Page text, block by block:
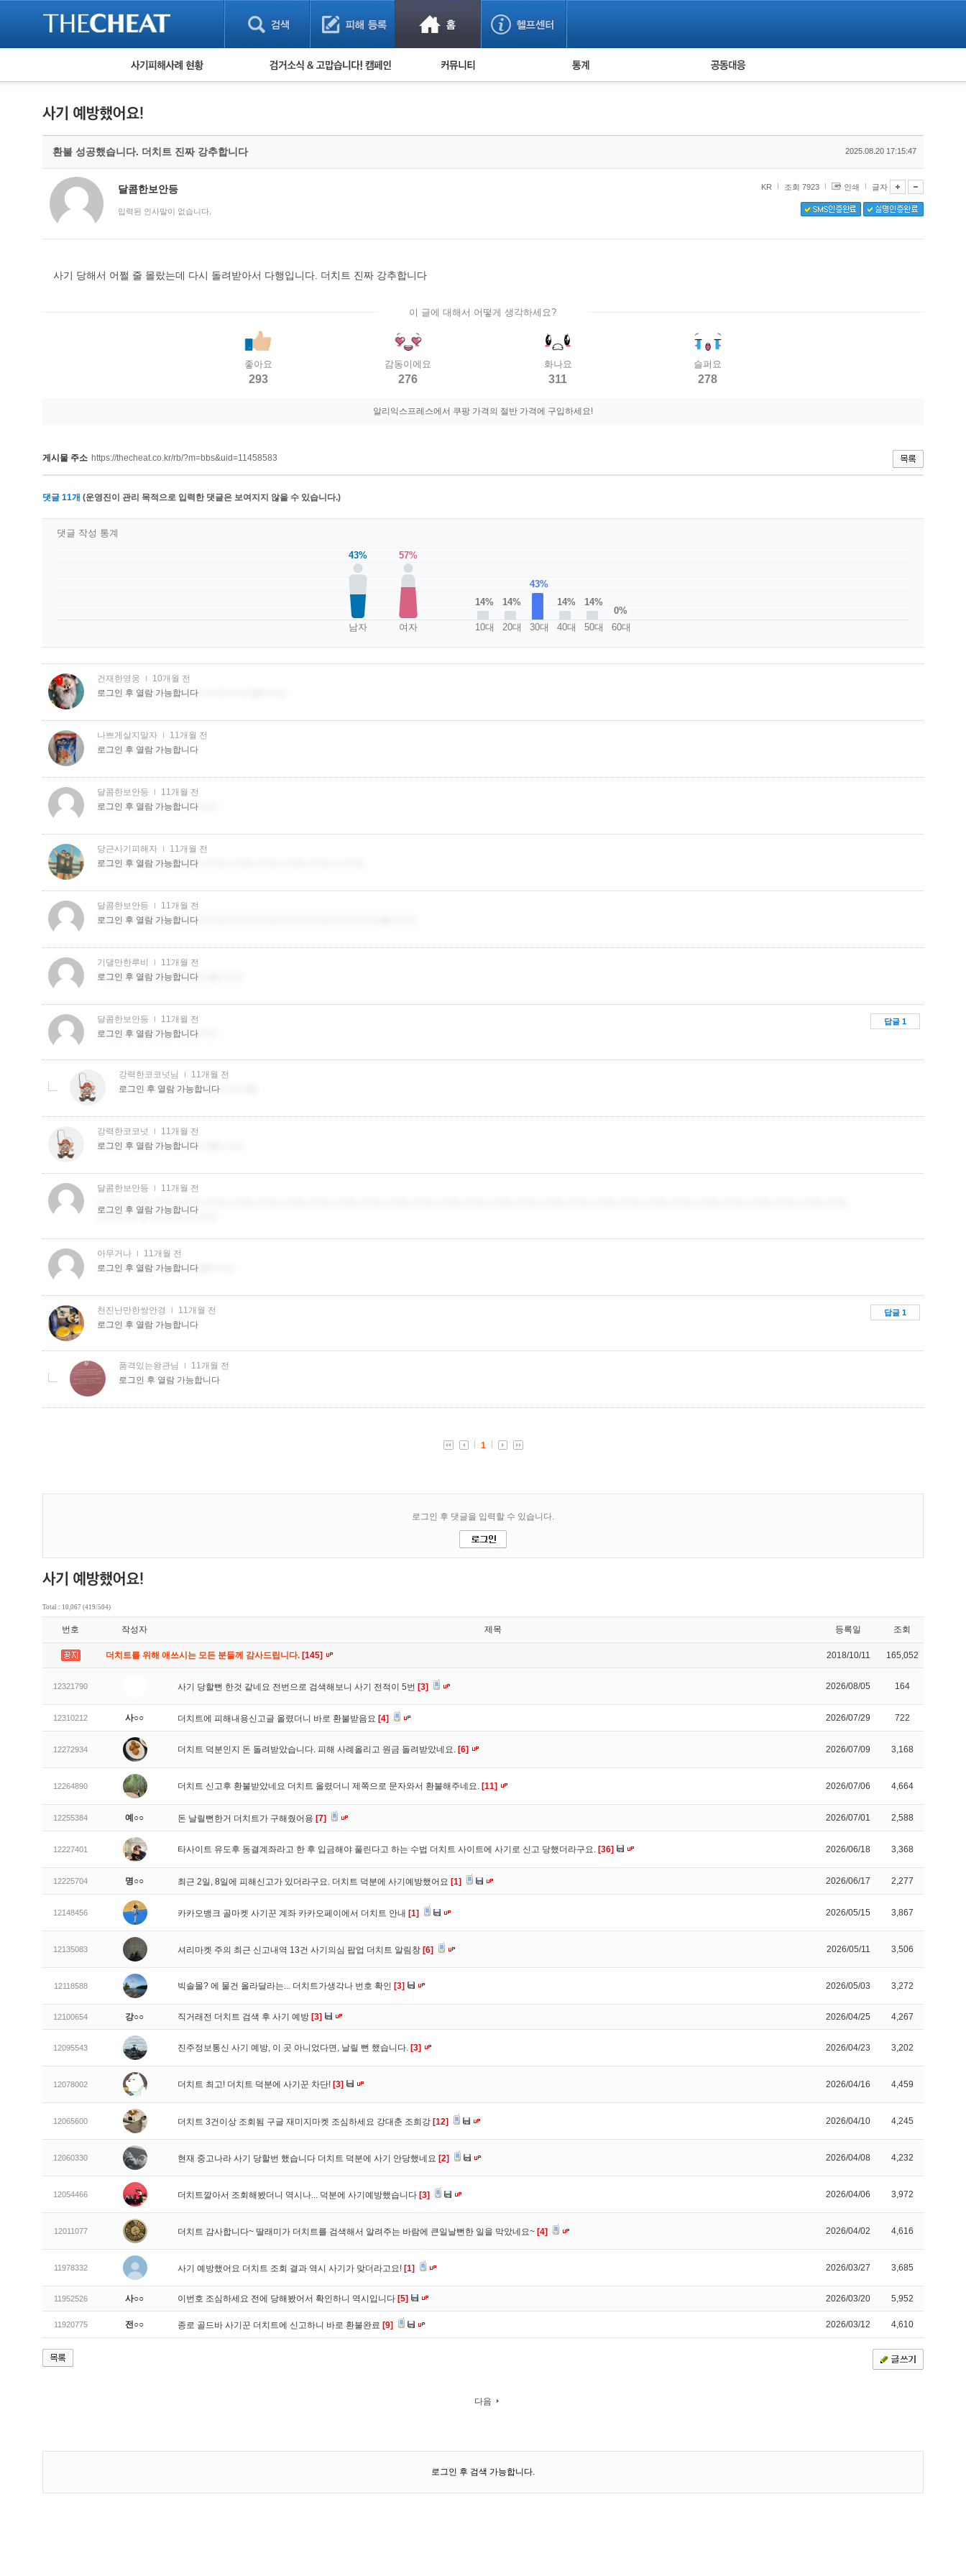
피해사례 현황
게임 · 비실물 피해사례
보이스피싱 피해사례
유해사이트 목록
비공개 피해사례
검거 소식 사기 예방했어요! 누적 피해사례 통계 피해자 공동대응
환불 성공했습니다. 더치트 진짜 강추합니다 2025.08.20 17:15:47
달콤한보안등
입력된 인사말이 없습니다.
KR 조회 7923 인쇄 글자
사기 당해서 어쩔 줄 몰랐는데 다시 돌려받아서 다행입니다. 더치트 진짜 강추합니다
이 글에 대해서 어떻게 생각하세요?
좋아요
293
감동이에요
276
화나요
311
슬퍼요
278
알리익스프레스에서 쿠팡 가격의 절반 가격에 구입하세요!
게시물 주소 https://thecheat.co.kr/rb/?m=bbs&uid=11458583
댓글 11개 (운영진이 관리 목적으로 입력한 댓글은 보여지지 않을 수 있습니다.)
43%
남자
57%
여자
14%
10대
14%
20대
43%
30대
14%
40대
14%
50대
0%
60대
댓글 작성 통계
Total : 10,067 (419/504)
번호 작성자 제목 등록일 조회
더치트를 위해 애쓰시는 모든 분들께 감사드립니다. [145] 2018/10/11 165,052
12321790 사기 당할뻔 한것 같네요 전번으로 검색해보니 사기 전적이 5번 [3] 2026/08/05 164
12310212 사○○ 더치트에 피해내용신고글 올렸더니 바로 환불받음요 [4] 2026/07/29 722
12272934 더치트 덕분인지 돈 돌려받았습니다. 피해 사례올리고 원금 돌려받았네요. [6] 2026/07/09 3,168
12264890 더치트 신고후 환불받았네요 더치트 올렸더니 제쪽으로 문자와서 환불해주네요. [11] 2026/07/06 4,664
12255384 예○○ 돈 날릴뻔한거 더치트가 구해줬어용 [7] 2026/07/01 2,588
12227401 타사이트 유도후 동결계좌라고 한 후 입금해야 풀린다고 하는 수법 더치트 사이트에 사기로 신고 당했더라구요. [36] 2026/06/18 3,368
12225704 명○○ 최근 2일, 8일에 피해신고가 있더라구요. 더치트 덕분에 사기예방했어요 [1] 2026/06/17 2,277
12148456 카카오뱅크 골마켓 사기꾼 계좌 카카오페이에서 더치트 안내 [1] 2026/05/15 3,867
12135083 셔리마켓 주의 최근 신고내역 13건 사기의심 팝업 더치트 알림창 [6] 2026/05/11 3,506
12118588 빅솔몰? 에 물건 올라달라는... 더치트가생각나 번호 확인 [3] 2026/05/03 3,272
12100654 강○○ 직거래전 더치트 검색 후 사기 예방 [3] 2026/04/25 4,267
12095543 진주정보통신 사기 예방, 이 곳 아니었다면, 날릴 뻔 했습니다. [3] 2026/04/23 3,202
12078002 더치트 최고! 더치트 덕분에 사기꾼 차단! [3] 2026/04/16 4,459
12065600 더치트 3건이상 조회됨 구글 재미지마켓 조심하세요 강대춘 조희강 [12] 2026/04/10 4,245
12060330 현재 중고나라 사기 당할번 했습니다 더치트 덕분에 사기 안당했네요 [2] 2026/04/08 4,232
12054466 더치트깔아서 조회해봤더니 역시나... 덕분에 사기예방했습니다 [3] 2026/04/06 3,972
12011077 더치트 감사합니다~ 딸래미가 더치트를 검색해서 알려주는 바람에 큰일날뻔한 일을 막았네요~ [4] 2026/04/02 4,616
11978332 사기 예방했어요 더치트 조회 결과 역시 사기가 맞더라고요! [1] 2026/03/27 3,685
11952526 사○○ 이번호 조심하세요 전에 당해봤어서 확인하니 역시입니다 [5] 2026/03/20 5,952
11920775 전○○ 종로 골드바 사기꾼 더치트에 신고하니 바로 환불완료 [9] 2026/03/12 4,610
다음
로그인 후 검색 가능합니다.